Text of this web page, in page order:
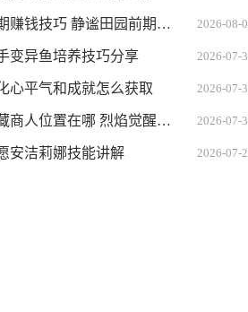
静谧田园前期赚钱技巧 静谧田园前期如何快速赚到钱 2026-08-
变异鱼培养技巧分享 2026-07-
心平气和成就怎么获取 2026-07-
烈焰觉醒宝藏商人位置在哪 烈焰觉醒宝藏商人坐标 2026-07-
安洁莉娜技能讲解 2026-07-